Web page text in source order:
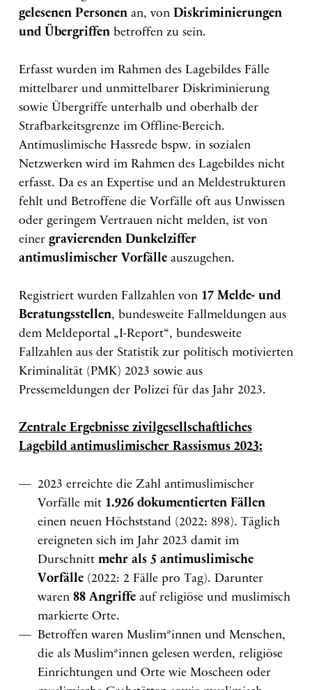
gelesenen Personenan, von Diskriminierungen
und Übergriffenbetroffen zu sein.
Erfasst wurden im Rahmen des Lagebildes Fälle
mittelbarer und unmittelbarer Diskriminierung
sowie Übergriffe unterhalb und oberhalb der
Strafbarkeitsgrenze im Offline-Bereich.
Antimuslimische Hassrede bspw. in sozialen
Netzwerken wird im Rahmen des Lagebildes nicht
erfasst. Da es an Expertise und an Meldestrukturen
fehlt und Betroffene die Vorfälle oft aus Unwissen
oder geringem Vertrauen nicht melden, ist von
einer gravierenden Dunkelziffer
antimuslimischer Vorfälleauszugehen.
Registriert wurden Fallzahlen von17 Melde- und
Beratungsstellen, bundesweite Fallmeldungen aus
dem Meldeportal „I-Report“, bundesweite
Fallzahlen aus der Statistik zur politisch motivierten
Kriminalität (PMK) 2023 sowie aus
Pressemeldungen der Polizei für das Jahr 2023.
Zentrale Ergebnisse zivilgesellschaftliches
Lagebild antimuslimischer Rassismus 2023:
2023 erreichte die Zahl antimuslimischer
Vorfälle mit 1.926 dokumentierten Fällen
einen neuen Höchststand (2022: 898). Täglich
ereigneten sich im Jahr 2023 damit im
Durschnitt mehr als 5 antimuslimische
Vorfälle(2022: 2 Fälle pro Tag). Darunter
waren 88 Angriffeauf religiöse und muslimisch
markierte Orte.
Betroffen waren Muslim*innen und Menschen,
die als Muslim*innen gelesen werden, religiöse
Einrichtungen und Orte wie Moscheen oder